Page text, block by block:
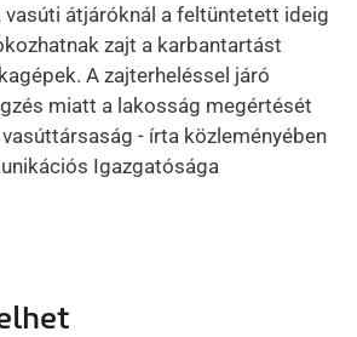
vasúti átjáróknál a feltüntetett ideig
zajt a karbantartást
A zajterheléssel járó
miatt a lakosság megértését
- írta közleményében
Igazgatósága